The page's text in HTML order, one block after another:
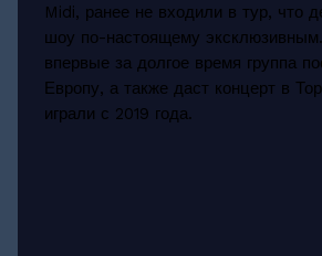
Midi, ранее не входили в тур, что
шоу по-настоящему
впервые за долгое время группа
Европу, а также даст концерт в
играли с 2019 года.